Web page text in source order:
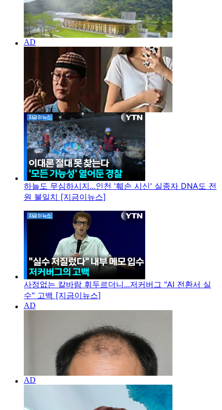
하늘도 무심하시지...인천 '훼손 시신' 실종자 DNA도 전
원 불일치 [지금이뉴스]
사정없는 칼바람 휘두르더니...저커버그 "AI 전환서 실
수" 고백 [지금이뉴스]